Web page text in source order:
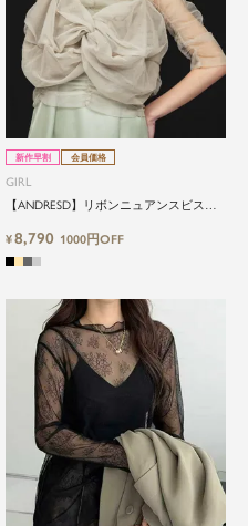
新作早割 会員価格
GIRL
【ANDRESD】リボンニュアンスビスチ
ラウス
¥8,790 1000円OFF